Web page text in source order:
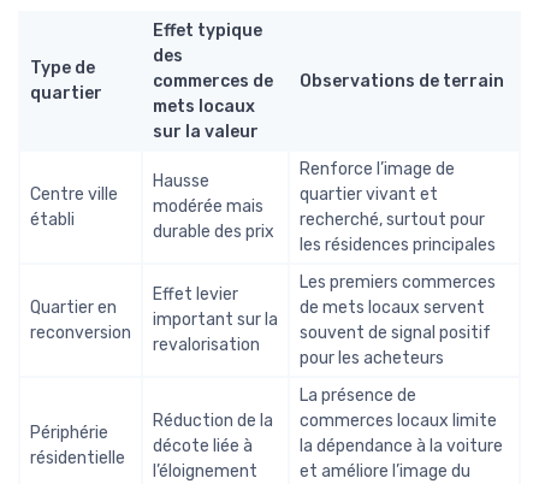
Type de
quartier
Effet typique
des
commerces de
mets locaux
sur la valeur
Observations de terrain
Centre ville
établi
Hausse
modérée mais
durable des prix
Renforce l’image de
quartier vivant et
recherché, surtout pour
les résidences principales
Quartier en
reconversion
Effet levier
important sur la
revalorisation
Les premiers commerces
de mets locaux servent
souvent de signal positif
pour les acheteurs
Périphérie
résidentielle
Réduction de la
décote liée à
l’éloignement
La présence de
commerces locaux limite
la dépendance à la voiture
et améliore l’image du